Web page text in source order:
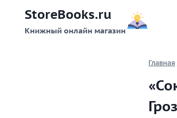
содержимому
StoreBooks.ru
Книжный онлайн магазин
Главная